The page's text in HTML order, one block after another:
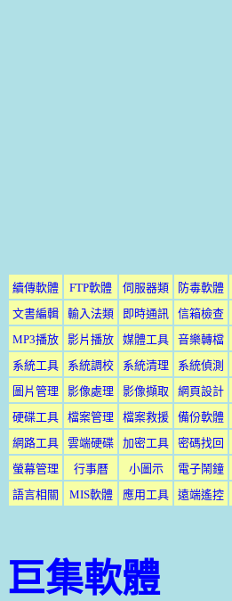
續傳軟體 FTP軟體 伺服器類 防毒軟體
文書編輯
輸入法類 即時通訊 信箱檢查
MP3播放
影片播放 媒體工具 音樂轉檔
系統工具
系統調校 系統清理 系統偵測
圖片管理
影像處理 影像擷取 網頁設計
硬碟工具
檔案管理 檔案救援 備份軟體
網路工具
雲端硬碟 加密工具 密碼找回
螢幕管理
行事曆 小圖示 電子鬧鐘
語言相關
MIS軟體 應用工具 遠端遙控
巨集軟體